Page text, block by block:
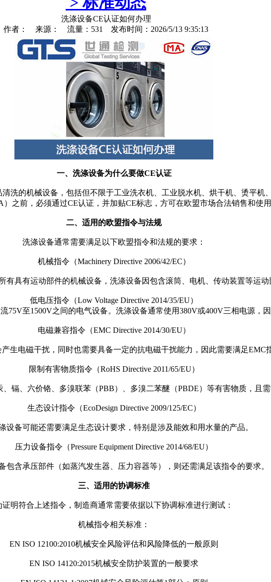
洗涤设备CE认证如何办理
作者： 来源： 流量：531 发布时间：2026/5/13 9:35:13
一、 洗涤设备为什么要做CE认证
洗的机械设备，包括但不限于工业洗衣机、工业脱水机、烘干机、烫平机
）之前，必须通过CE认证，并加贴CE标志，方可在欧盟市场合法销售和使用
二、适用的欧盟指令与法规
洗涤设备通常需要满足以下欧盟指令和法规的要求：
机械指令（Machinery Directive 2006/42/EC）
具有运动部件的机械设备，洗涤设备因包含滚筒、电机、传动装置等运动
低电压指令（Low Voltage Directive 2014/35/EU）
75V至1500V之间的电气设备。洗涤设备通常使用380V或400V三相电源，
电磁兼容指令（EMC Directive 2014/30/EU）
生电磁干扰，同时也需要具备一定的抗电磁干扰能力，因此需要满足EMC
限制有害物质指令（RoHS Directive 2011/65/EU）
镉、六价铬、多溴联苯（PBB）、多溴二苯醚（PBDE）等有害物质，且需
生态设计指令（EcoDesign Directive 2009/125/EC）
设备可能还需要满足生态设计要求，特别是涉及能效和用水量的产品。
压力设备指令（Pressure Equipment Directive 2014/68/EU）
包含承压部件（如蒸汽发生器、压力容器等），则还需满足该指令的要求。
三、适用的协调标准
证明符合上述指令，制造商通常需要依据以下协调标准进行测试：
机械指令相关标准：
EN ISO 12100:2010机械安全风险评估和风险降低的一般原则
EN ISO 14120:2015机械安全防护装置的一般要求